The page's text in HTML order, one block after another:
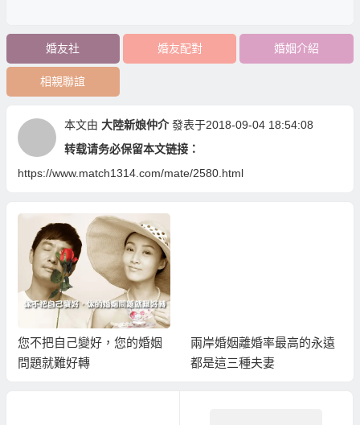
婚友社 婚友配對 婚姻介紹
相親聯誼
本文由 大陸新娘仲介 發表于2018-09-04 18:54:08
转载请务必保留本文链接：
https://www.match1314.com/mate/2580.html
您不把自己變好，您的婚姻
問題就難好轉
兩岸婚姻離婚率最高的永遠
都是這三種夫妻